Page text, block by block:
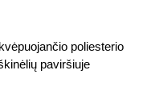
poliesterio
paviršiuje